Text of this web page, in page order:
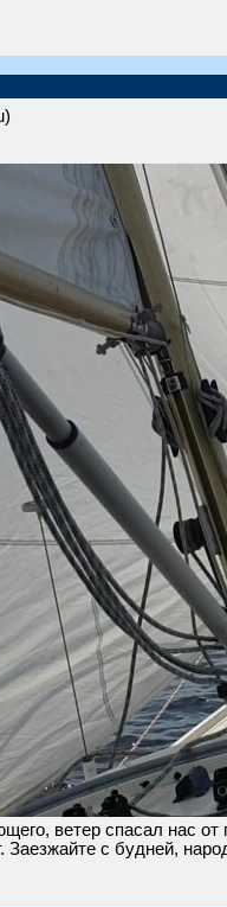
ветер спасал нас
Заезжайте с будней,